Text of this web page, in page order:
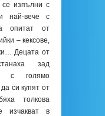
се изпълни с
най-вече с
опитат от
– кексове,
Децата от
зад
с голямо
си купят от
толкова
изчакват в